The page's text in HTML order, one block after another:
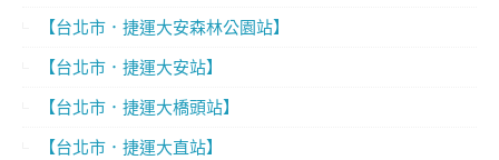
【台北市．捷運大安森林公園站】
【台北市．捷運大安站】
【台北市．捷運大橋頭站】
【台北市．捷運大直站】